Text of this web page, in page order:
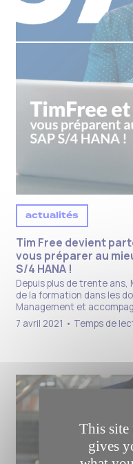
actualités
Tim Free devient
vous préparer au
S/4 HANA !
Depuis plus de trente ans,
de la formation dans les
Management et
7 avril 2021 • Temps de
This site
gives